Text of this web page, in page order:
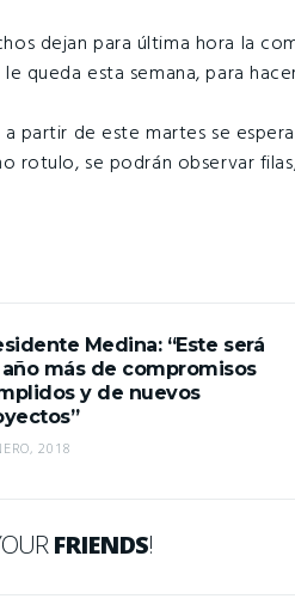
dejan para última hora la
queda esta semana, para
partir de este martes se
rotulo, se podrán observar
Medina: “Este será
más de compromisos
y de nuevos
2018
FRIENDS!